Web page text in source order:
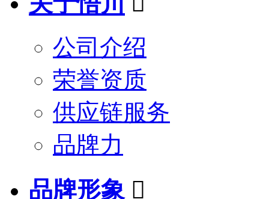
公司介绍
荣誉资质
供应链服务
品牌力
品牌形象 